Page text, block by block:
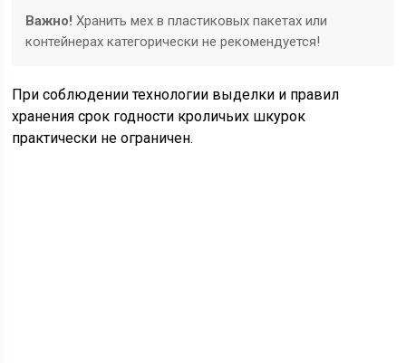
Важно! Хранить мех в пластиковых пакетах или
контейнерах категорически не рекомендуется!
При соблюдении технологии выделки и правил
хранения срок годности кроличьих шкурок
практически не ограничен.